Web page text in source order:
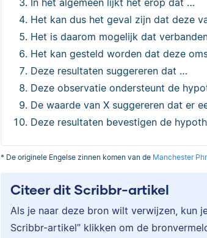
Het kan dus het geval zijn dat deze
Het is daarom mogelijk dat
Het kan gesteld worden dat deze
Deze resultaten suggereren dat …
Deze observatie ondersteunt de
De waarde van X suggereren dat er
Deze resultaten bevestigen de
* De originele Engelse zinnen komen van de Manchester
Citeer dit Scribbr-artikel
Als je naar deze bron wilt verwijzen, kun
Scribbr-artikel” klikken om de